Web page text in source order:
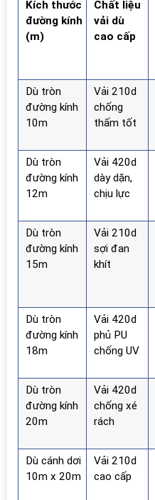
Kích thước
đường kính
(m)
Chất liệu
vải dù
cao cấp
Dù tròn
đường kính
10m
Vải 210d
chống
thấm tốt
Dù tròn
đường kính
12m
Vải 420d
dày dặn,
chịu lực
Dù tròn
đường kính
15m
Vải 210d
sợi đan
khít
Dù tròn
đường kính
18m
Vải 420d
phủ PU
chống UV
Dù tròn
đường kính
20m
Vải 420d
chống xé
rách
Dù cánh dơi
10m x 20m
Vải 210d
cao cấp